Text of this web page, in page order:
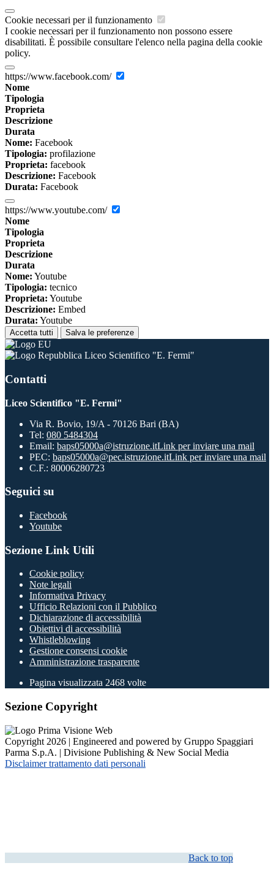
Cookie necessari per il funzionamento
I cookie necessari per il funzionamento non possono essere
disabilitati. È possibile consultare l'elenco nella pagina della cookie
policy.
https://www.facebook.com/
Nome
Tipologia
Proprieta
Descrizione
Durata
Nome: Facebook
Tipologia: profilazione
Proprieta: facebook
Descrizione: Facebook
Durata: Facebook
https://www.youtube.com/
Nome
Tipologia
Proprieta
Descrizione
Durata
Nome: Youtube
Tipologia: tecnico
Proprieta: Youtube
Descrizione: Embed
Durata: Youtube
Accetta tutti Salva le preferenze
Liceo Scientifico "E. Fermi"
Contatti
Liceo Scientifico "E. Fermi"
Via R. Bovio, 19/A - 70126 Bari (BA)
Tel: 080 5484304
Email: baps05000a@istruzione.itLink per inviare una mail
PEC: baps05000a@pec.istruzione.itLink per inviare una mail
C.F.: 80006280723
Seguici su
Facebook
Youtube
Sezione Link Utili
Cookie policy
Note legali
Informativa Privacy
Ufficio Relazioni con il Pubblico
Dichiarazione di accessibilità
Obiettivi di accessibilità
Whistleblowing
Gestione consensi cookie
Amministrazione trasparente
Pagina visualizzata 2468 volte
Sezione Copyright
Copyright 2026 | Engineered and powered by Gruppo Spaggiari
Parma S.p.A. | Divisione Publishing & New Social Media
Disclaimer trattamento dati personali
Back to top